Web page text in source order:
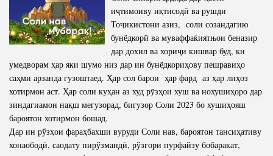
иҷтимоиву иқтисодӣ ва рушди
Тоҷикистони азиз, соли созандагию
бунёдкорӣ ва муваффаќиятњои беназир
дар дохил ва хориҷи кишвар буд, ки
умедворам ҳар яки шумо низ дар ин бунёдкориҳову пешравиҳо
саҳми арзанда гузоштаед. Ҳар сол барои ҳар фард аз ҳар лиҳоз
хотирмон аст. Ҳар соли куҳан аз худ рӯзҳои хуш ва нохушиҳоро дар
зиндагиамон нақш мегузорад, бигузор Соли 2023 бо хушиҳояш
бароятон хотирмон бошад.
Дар ин рўзҳои фараҳбахши вуруди Соли нав, бароятон тансиҳативу
хонаободӣ, саодату пирўзмандӣ, рўзгори пурфайзу бобаракат,